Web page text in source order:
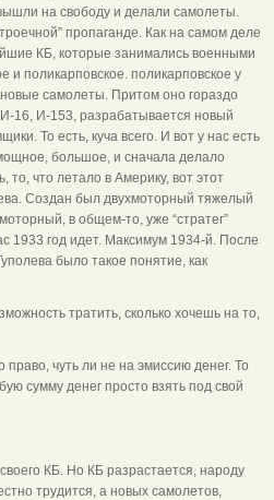
на свободу и делали самолеты.
пропаганде. Как на самом деле
КБ, которые занимались военными
и поликарповское. поликарповское у
самолеты. Притом оно гораздо
16, И-153, разрабатывается новый
То есть, куча всего. И вот у нас есть
большое, и сначала делало
то, что летало в Америку, вот этот
Создан был двухмоторный тяжелый
в общем-то, уже “стратег”
1933 год идет. Максимум 1934-й. После
было такое понятие, как
тратить, сколько хочешь на то,
право, чуть ли не на эмиссию денег. То
сумму денег просто взять под свой
КБ. Но КБ разрастается, народу
трудится, а новых самолетов,